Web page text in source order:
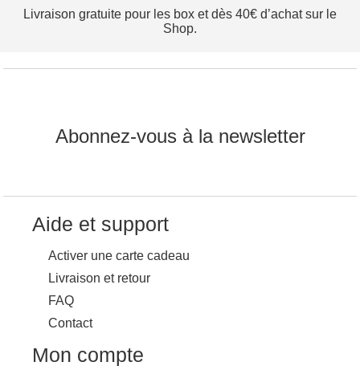
Livraison gratuite pour les box et dès 40€ d’achat sur le
Shop.
Abonnez-vous à la newsletter
Aide et support
Activer une carte cadeau
Livraison et retour
FAQ
Contact
Mon compte